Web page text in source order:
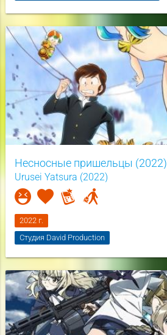
Несносные пришельцы (2022)
Urusei Yatsura (2022)
2022 г.
Студия David Production